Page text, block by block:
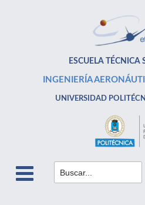
ESCUELA TÉCNICA
INGENIERÍA
UNIVERSIDAD